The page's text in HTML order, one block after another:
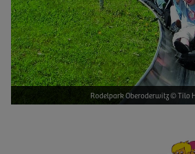
Rodelpark Oberoderwitz © Tilo